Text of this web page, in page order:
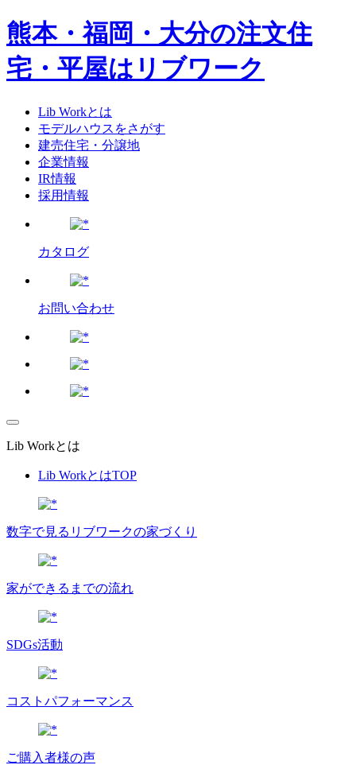
熊本・福岡・大分の注文住
宅・平屋はリブワーク
Lib Workとは
モデルハウスをさがす
建売住宅・分譲地
企業情報
IR情報
採用情報
カタログ
お問い合わせ
Lib Workとは
Lib WorkとはTOP
数字で⾒るリブワークの家づくり
家ができるまでの流れ
SDGs活動
コストパフォーマンス
ご購入者様の声